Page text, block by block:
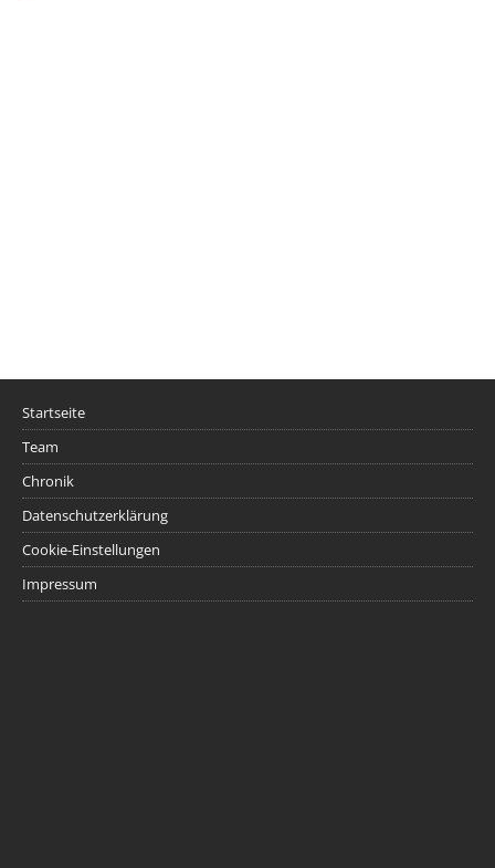
Startseite
Team
Chronik
Datenschutzerklärung
Cookie-Einstellungen
Impressum